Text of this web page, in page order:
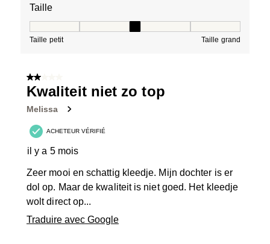
Taille
Taille petit Taille grand
2 sur 5 étoiles.
Kwaliteit niet zo top
Melissa
ACHETEUR VÉRIFIÉ
il y a 5 mois
Zeer mooi en schattig kleedje. Mijn dochter is er
dol op. Maar de kwaliteit is niet goed. Het kleedje
wolt direct op...
Traduire avec Google